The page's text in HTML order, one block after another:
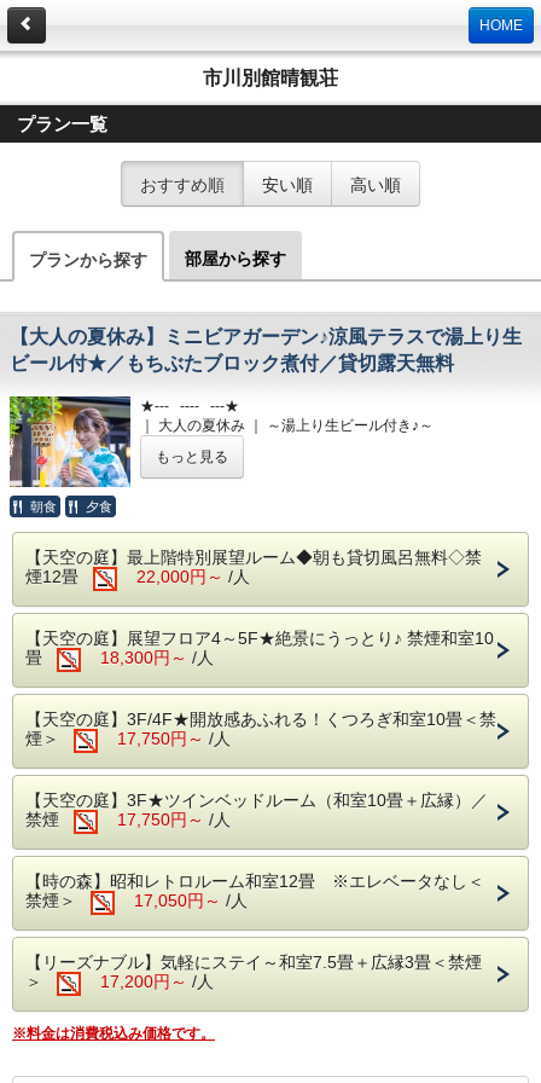
HOME
市川別館晴観荘
プラン一覧
おすすめ順 安い順 高い順
プランから探す 部屋から探す
【大人の夏休み】ミニビアガーデン♪涼風テラスで湯上り生
ビール付★／もちぶたブロック煮付／貸切露天無料
★--- ---- ---★
｜ 大人の夏休み ｜ ～湯上り生ビール付き♪～
標高800メートルの高原。
温泉といえば、
やっぱりお風呂上がりの生ビールですね！
この夏、ロビーラウンジ外のテラス席
「涼風テラス」がミニミニビアガーデンに♪
青空の下、前庭をながめながら、
よく冷えたビールをグイっと一杯...
湯上りの肌にあたる涼風が心地いい♪
ココロ豊かな大人のくつろぎタイムです。
■■特典■■
・涼風テラスで生ビール1杯(ジョッキ)サービス
（ジュースもございます）
＜テラスのミニミニビアガーデン＞
ロビーラウンジ外のテラス席「涼風（すずかぜ）テラス」
＜時間＞
15：30～18：30
※雨天の場合は、ロビーラウンジ内でご用意致します
※ご夕食時のお飲み物への振り替えはできません
＜お風呂＞
もっと見る
朝食 夕食
【天空の庭】最上階特別展望ルーム◆朝も貸切風呂無料◇禁
煙12畳
22,000円～ /人
【天空の庭】展望フロア4～5F★絶景にうっとり♪ 禁煙和室10
畳
18,300円～ /人
【天空の庭】3F/4F★開放感あふれる！くつろぎ和室10畳＜禁
煙＞
17,750円～ /人
【天空の庭】3F★ツインベッドルーム（和室10畳＋広縁）／
禁煙
17,750円～ /人
【時の森】昭和レトロルーム和室12畳 ※エレベータなし＜
禁煙＞
17,050円～ /人
【リーズナブル】気軽にステイ～和室7.5畳＋広縁3畳＜禁煙
＞
17,200円～ /人
※料金は消費税込み価格です。